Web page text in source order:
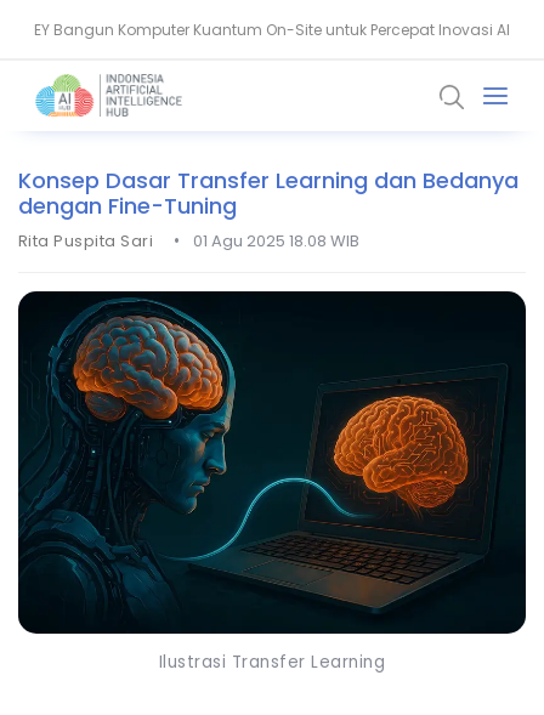
EY Bangun Komputer Kuantum On-Site untuk Percepat Inovasi AI
Aiven Dorong Sovereign AI untuk Perkuat Layanan Kesehatan RI
Konsep Dasar Transfer Learning dan Bedanya
dengan Fine-Tuning
Rita Puspita Sari • 01 Agu 2025 18.08 WIB
Ilustrasi Transfer Learning